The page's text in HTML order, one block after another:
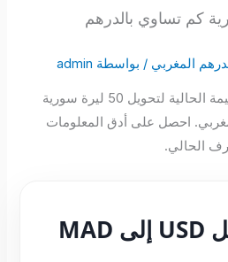
كم تساوي بالدرهم
المغربي/ بواسطة admin
تعرف على القيمة الحالية لتحويل 50 ليرة سورية
احصل على أدق المعلومات